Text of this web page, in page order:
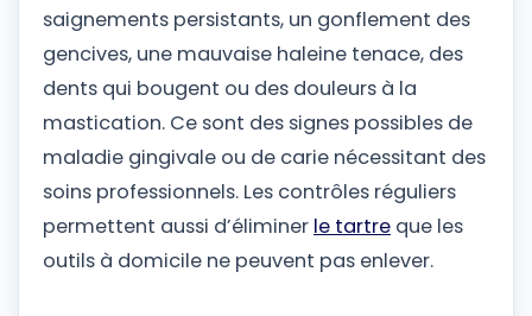
saignements persistants, un gonflement des
gencives, une mauvaise haleine tenace, des
dents qui bougent ou des douleurs à la
mastication. Ce sont des signes possibles de
maladie gingivale ou de carie nécessitant des
soins professionnels. Les contrôles réguliers
permettent aussi d’éliminer le tartre que les
outils à domicile ne peuvent pas enlever.